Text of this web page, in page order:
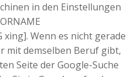
in den Einstellungen
xing]. Wenn es nicht gerade
mit demselben Beruf gibt,
Seite der Google-Suche